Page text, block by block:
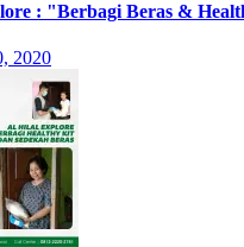
: "Berbagi Beras &
2020